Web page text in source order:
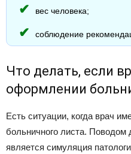
вес человека;
соблюдение
Что делать, если
оформлении
Есть ситуации, когда врач
больничного листа. Поводом
является симуляция